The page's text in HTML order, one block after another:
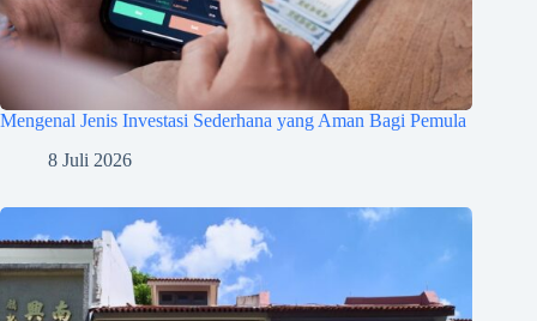
Mengenal Jenis Investasi Sederhana yang Aman Bagi Pemula
8 Juli 2026